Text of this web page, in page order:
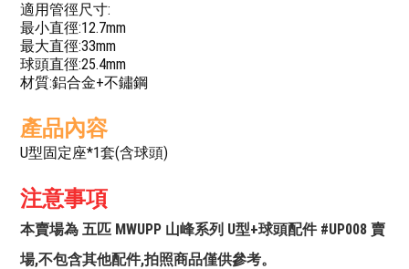
適用管徑尺寸:
最小直徑:12.7mm
最大直徑:33mm
球頭直徑:25.4mm
材質:鋁合金+不鏽鋼
產品內容
U型固定座*1套(含球頭)
注意事項
本賣場為 五匹 MWUPP 山峰系列 U型+球頭配件 #UP008 賣
場,不包含其他配件,拍照商品僅供參考。